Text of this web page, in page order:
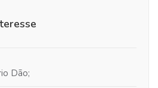
Dão;